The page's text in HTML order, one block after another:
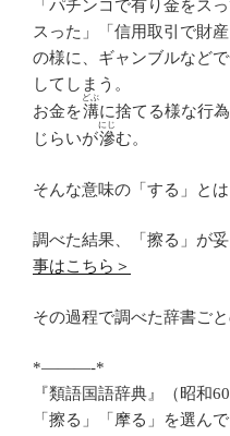
「パチンコで有り金をス
スった」「信用取引で財産
の様に、ギャンブルなど
してしまう。
お金を溝
どぶ
に捨てる様な行
じらいが滲
にじ
む。
そんな意味の「する」と
調べた結果、「擦る」が妥
事はこちら＞
その過程で調べた辞書ご
*———-*
『類語国語辞典』（昭和
「擦る」「摩る」を選んで